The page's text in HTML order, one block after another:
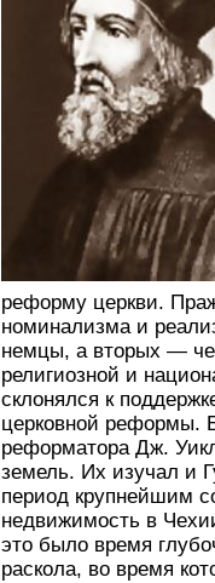
реформу церкви.
номинализма и
немцы, а вторых —
религиозной и
склонялся к
церковной реформы.
реформатора Дж.
земель. Их изучал и
период крупнейшим
недвижимость в
это было время
раскола, во время